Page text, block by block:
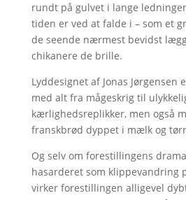
rundt på gulvet i lange
tiden er ved at falde i – som et
de seende nærmest bevidst
chikanere de brille.
Lyddesignet af Jonas Jørgensen
med alt fra mågeskrig til
kærlighedsreplikker, men også
franskbrød dyppet i mælk og
Og selv om forestillingens
hasarderet som klippevandring
virker forestillingen alligevel